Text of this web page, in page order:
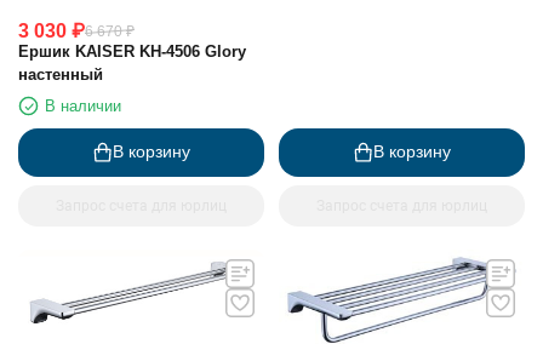
3 030 ₽6 670 ₽
Ершик KAISER KH-4506 Glory
настенный
В наличии
В корзину В корзину